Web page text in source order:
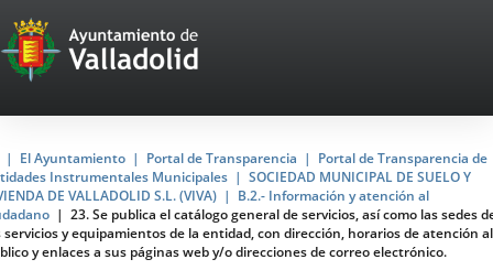
Portal
Web
del
Ayuntamiento
de
Valladolid
El Ayuntamiento Portal de Transparencia
Portal de Transparencia de
Instrumentales Municipales
SOCIEDAD MUNICIPAL DE SUELO Y
DE VALLADOLID S.L. (VIVA)
B.2.- Información y atención al
23. Se publica el catálogo general de servicios, así como las sedes
servicios y equipamientos de la entidad, con dirección, horarios de atención al
y enlaces a sus páginas web y/o direcciones de correo electrónico.